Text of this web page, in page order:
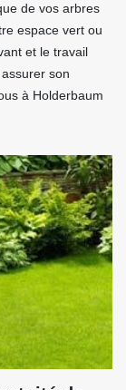
de vos arbres
espace vert ou
et le travail
son
à Holderbaum